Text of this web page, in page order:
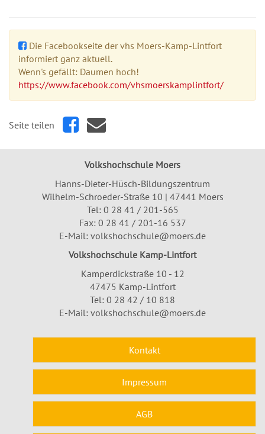
Die Facebookseite der vhs Moers-Kamp-Lintfort
informiert ganz aktuell.
Wenn's gefällt: Daumen hoch!
https://www.facebook.com/vhsmoerskamplintfort/
Seite teilen
Volkshochschule Moers
Hanns-Dieter-Hüsch-Bildungszentrum
Wilhelm-Schroeder-Straße 10 | 47441 Moers
Tel: 0 28 41 / 201-565
Fax: 0 28 41 / 201-16 537
E-Mail: volkshochschule@moers.de
Volkshochschule Kamp-Lintfort
Kamperdickstraße 10 - 12
47475 Kamp-Lintfort
Tel: 0 28 42 / 10 818
E-Mail: volkshochschule@moers.de
Kontakt
Impressum
AGB